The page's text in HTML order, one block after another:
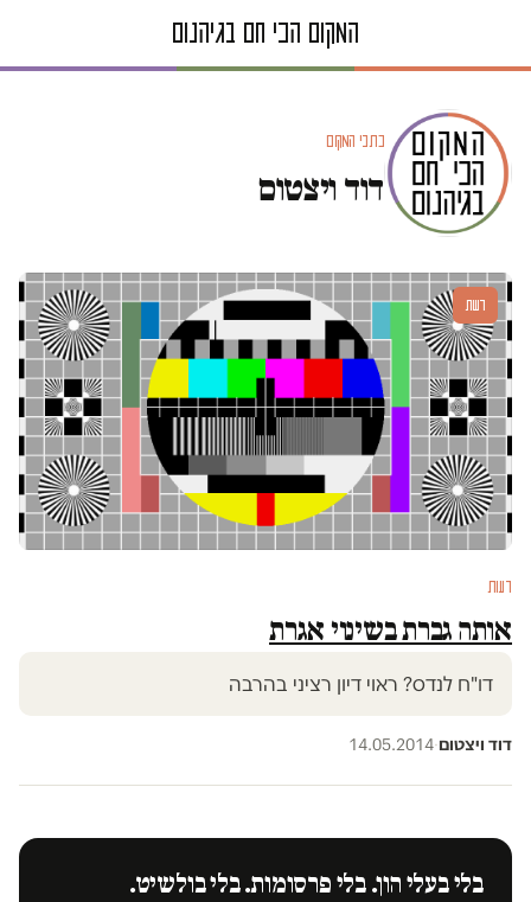
כתבי המקום
דוד ויצטום
דעות
דעות
אותה גברת בשינוי אגרת
דו"ח לנדס? ראוי דיון רציני בהרבה
דוד ויצטום·
14.05.2014
בלי בעלי הון. בלי פרסומות. בלי בולשיט.